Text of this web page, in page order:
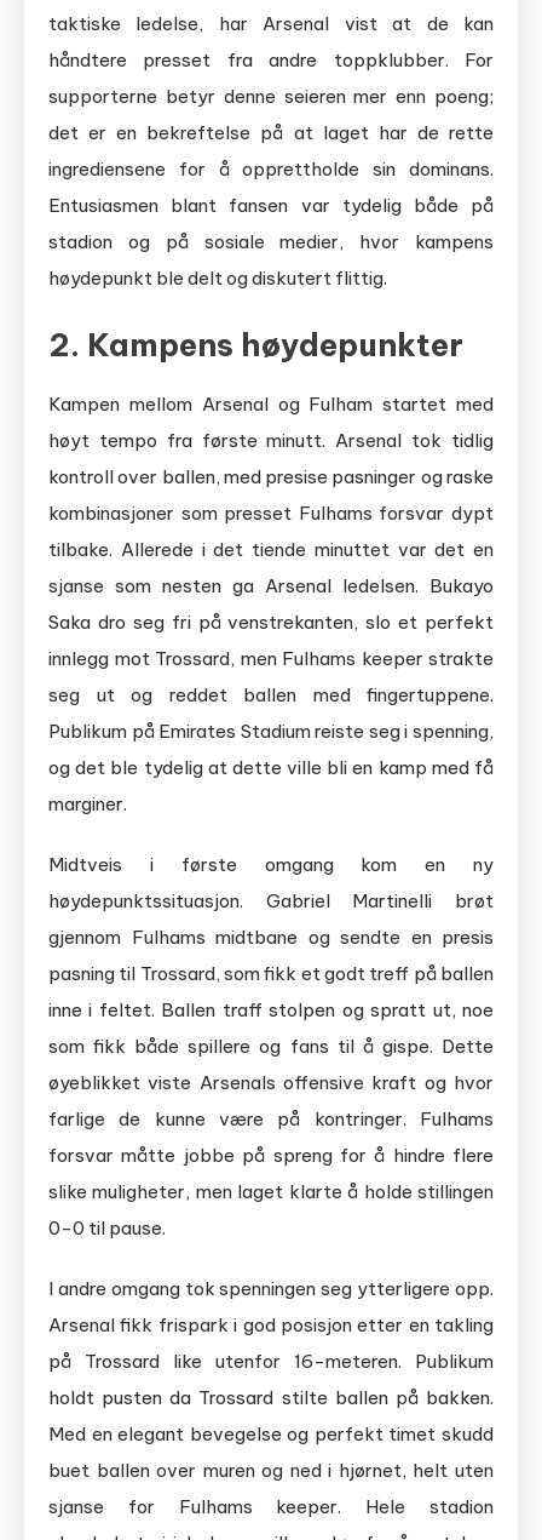
taktiske ledelse, har Arsenal vist at de kan
håndtere presset fra andre toppklubber. For
supporterne betyr denne seieren mer enn poeng;
det er en bekreftelse på at laget har de rette
ingrediensene for å opprettholde sin dominans.
Entusiasmen blant fansen var tydelig både på
stadion og på sosiale medier, hvor kampens
høydepunkt ble delt og diskutert flittig.
2. Kampens høydepunkter
Kampen mellom Arsenal og Fulham startet med
høyt tempo fra første minutt. Arsenal tok tidlig
kontroll over ballen, med presise pasninger og raske
kombinasjoner som presset Fulhams forsvar dypt
tilbake. Allerede i det tiende minuttet var det en
sjanse som nesten ga Arsenal ledelsen. Bukayo
Saka dro seg fri på venstrekanten, slo et perfekt
innlegg mot Trossard, men Fulhams keeper strakte
seg ut og reddet ballen med fingertuppene.
Publikum på Emirates Stadium reiste seg i spenning,
og det ble tydelig at dette ville bli en kamp med få
marginer.
Midtveis i første omgang kom en ny
høydepunktssituasjon. Gabriel Martinelli brøt
gjennom Fulhams midtbane og sendte en presis
pasning til Trossard, som fikk et godt treff på ballen
inne i feltet. Ballen traff stolpen og spratt ut, noe
som fikk både spillere og fans til å gispe. Dette
øyeblikket viste Arsenals offensive kraft og hvor
farlige de kunne være på kontringer. Fulhams
forsvar måtte jobbe på spreng for å hindre flere
slike muligheter, men laget klarte å holde stillingen
0-0 til pause.
I andre omgang tok spenningen seg ytterligere opp.
Arsenal fikk frispark i god posisjon etter en takling
på Trossard like utenfor 16-meteren. Publikum
holdt pusten da Trossard stilte ballen på bakken.
Med en elegant bevegelse og perfekt timet skudd
buet ballen over muren og ned i hjørnet, helt uten
sjanse for Fulhams keeper. Hele stadion